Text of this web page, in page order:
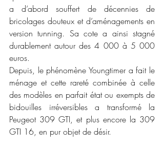
a d’abord souffert de décennies de
bricolages douteux et d’aménagements en
version tunning. Sa cote a ainsi stagné
durablement autour des 4 000 à 5 000
euros.
Depuis, le phénomène Youngtimer a fait le
ménage et cette rareté combinée à celle
des modèles en parfait état ou exempts de
bidouilles irréversibles a transformé la
Peugeot 309 GTI, et plus encore la 309
GTI 16, en pur objet de désir.